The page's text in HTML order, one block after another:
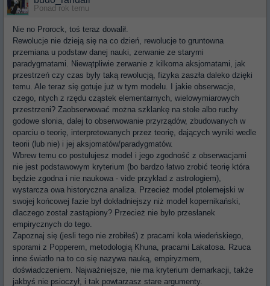
Ponad rok temu
Nie no Prorock, toś teraz dowalił.
Rewolucje nie dzieją się na co dzień, rewolucje to gruntowna
przemiana u podstaw danej nauki, zerwanie ze starymi
paradygmatami. Niewątpliwie zerwanie z kilkoma aksjomatami, jak
przestrzeń czy czas były taką rewolucją, fizyka zaszła daleko dzięki
temu. Ale teraz się gotuje już w tym modelu. I jakie obserwacje,
czego, ntych z rzędu cząstek elementarnych, wielowymiarowych
przestrzeni? Zaobserwować można szklankę na stole albo ruchy
godowe słonia, dalej to obserwowanie przyrządów, zbudowanych w
oparciu o teorię, interpretowanych przez teorię, dających wyniki wedle
teorii (lub nie) i jej aksjomatów/paradygmatów.
Wbrew temu co postulujesz model i jego zgodność z obserwacjami
nie jest podstawowym kryterium (bo bardzo łatwo zrobić teorię która
będzie zgodna i nie naukowa - vide przykład z astrologiem),
wystarcza owa historyczna analiza. Przecież model ptolemejski w
swojej końcowej fazie był dokładniejszy niż model kopernikański,
dlaczego został zastąpiony? Przecież nie było przesłanek
empirycznych do tego.
Zapoznaj się (jesli tego nie zrobiłeś) z pracami koła wiedeńskiego,
sporami z Popperem, metodologią Khuna, pracami Lakatosa. Rzuca
inne światło na to co się nazywa nauką, empiryzmem,
doświadczeniem. Najważniejsze, nie ma kryterium demarkacji, także
jakbyś nie psioczył, i tak powtarzasz stare argumenty.